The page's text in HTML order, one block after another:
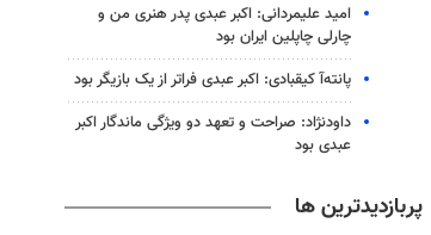
امید علیمردانی: اکبر عبدی پدر هنری من و
چارلی چاپلین ایران بود
پانته‌آ کیقبادی: اکبر عبدی فراتر از یک بازیگر بود
داودنژاد: صراحت و تعهد دو ویژگی ماندگار اکبر
عبدی بود
پربازدیدترین ها